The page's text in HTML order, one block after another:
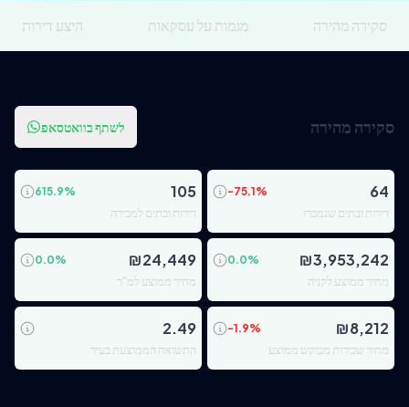
סקירה מהירה מגמות על עסקאות היצע דירות
סקירה מהירה לשתף בוואטסאפ
64
-75.1%
דירות ובתים שנמכרו
105
615.9%
דירות ובתים למכירה
₪3,953,242
0.0%
מחיר ממוצע לקניה
₪24,449
0.0%
מחיר ממוצע למ"ר
₪8,212
-1.9%
מחיר שכירות מבוקש ממוצע
2.49
התשואה הממוצעת בעיר